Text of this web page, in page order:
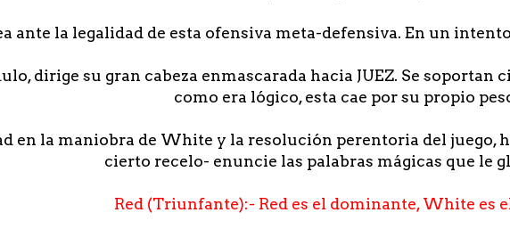
ante la legalidad de esta ofensiva meta-defensiva. En un
dirige su gran cabeza enmascarada hacia JUEZ. Se soportan
como era lógico, esta cae por su propio
en la maniobra de White y la resolución perentoria del juego,
cierto recelo- enuncie las palabras mágicas que le
Red (Triunfante):- Red es el dominante, White es